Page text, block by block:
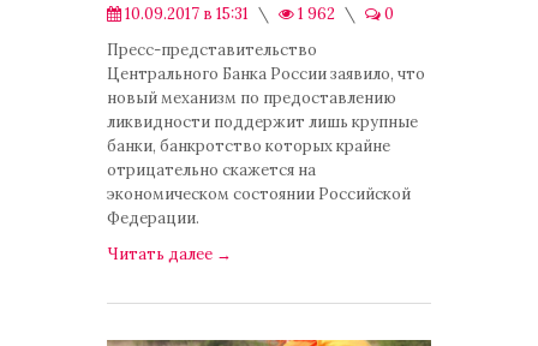
10.09.2017 в 15:31 1 962
0
Пресс-представительство
Центрального Банка России заявило, что
новый механизм по предоставлению
ликвидности поддержит лишь крупные
банки, банкротство которых крайне
отрицательно скажется на
экономическом состоянии Российской
Федерации.
Читать далее →